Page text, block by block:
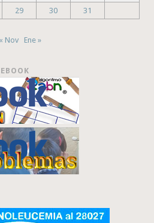
29 30 31
« Nov Ene »